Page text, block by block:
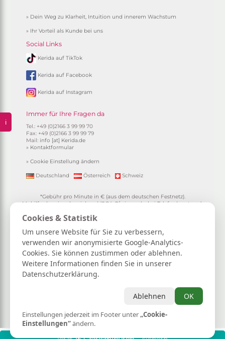
ℹ️
» Dein Weg zu Klarheit, Intuition und innerem Wachstum
» Ihr Vorteil als Kunde bei uns
Social Links
Kerida auf TikTok
Kerida auf Facebook
Kerida auf Instagram
Immer für Ihre Fragen da
Tel.: +49 (0)2166 3 99 99 70
Fax: +49 (0)2166 3 99 99 79
Mail: info [at] Kerida.de
» Kontaktformular
»Cookie Einstellung ändern
Deutschland Österreich Schweiz
*Gebühr pro Minute in € (aus dem deutschen Festnetz).
Mobilfunkpreise abweichend (0,24 €/min. mehr bei Telefonberatung).
**1.99€/min aus allen dt. Netzen
Gratisgepräch in Höhe von 15 Minuten.
15 Gratisminuten zum Kartenlegen sichern|Spiritueller Berater/in
werden
FAQ / Hilfe|AGB |Verträge hier kündigen / widerrufen
Kontakt & Impressum / Datenschutz
Kerida die Esoterikline für Kartenlegen, Hellsehen, Wahrsagen,
Lebensberatung, Spiritualität und mehr...
Selbstliebe | Heilung | Spiritualität | Achtsamkeit | Persönliches
Wachstum | Intuition | Loslassen | Manifestation | Dankbarkeit
Astrologie |Hellsehen |Kartenlegen |Lebensberatung
Tierkommunikation
Cookies & Statistik
Um unsere Website für Sie zu verbessern,
verwenden wir anonymisierte Google-Analytics-
Cookies. Sie können zustimmen oder ablehnen.
Weitere Informationen finden Sie in unserer
Datenschutzerklärung.
Ablehnen OK
Einstellungen jederzeit im Footer unter„Cookie-
Einstellungen“ändern.
***